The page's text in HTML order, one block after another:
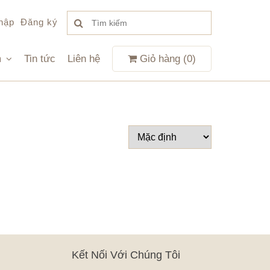
Đăng ký
Tin tức Liên hệ Giỏ hàng (0)
Kết Nối Với Chúng Tôi